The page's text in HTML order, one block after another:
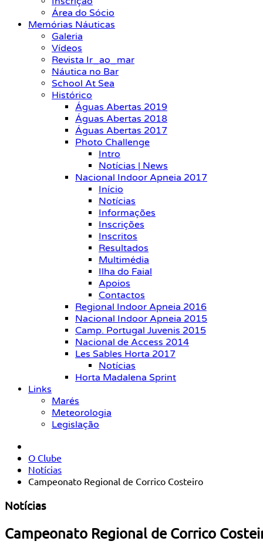
Área do Sócio
Memórias Náuticas
Galeria
Vídeos
Revista Ir_ao_mar
Náutica no Bar
School At Sea
Histórico
Águas Abertas 2019
Águas Abertas 2018
Águas Abertas 2017
Photo Challenge
Intro
Notícias | News
Nacional Indoor Apneia 2017
Início
Notícias
Informações
Inscrições
Inscritos
Resultados
Multimédia
Ilha do Faial
Apoios
Contactos
Regional Indoor Apneia 2016
Nacional Indoor Apneia 2015
Camp. Portugal Juvenis 2015
Nacional de Access 2014
Les Sables Horta 2017
Notícias
Horta Madalena Sprint
Links
Marés
Meteorologia
Legislação
O Clube
Notícias
Campeonato Regional de Corrico Costeiro
Notícias
Campeonato Regional de Corrico